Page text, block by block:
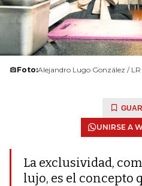
Foto:Alejandro Lugo González / LR
UNIRSE A
La exclusividad,
lujo, es el concepto